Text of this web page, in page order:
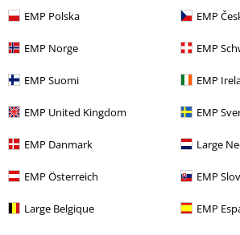
EMP Polska EMP
EMP Norge EMP
EMP Suomi EMP
EMP United Kingdom EMP
EMP Danmark Large
EMP Österreich EMP
Large Belgique EMP
Mehr Kategorien. Mehr